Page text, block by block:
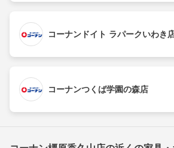
コーナンドイト ラパークいわき
コーナンつくば学園の森店